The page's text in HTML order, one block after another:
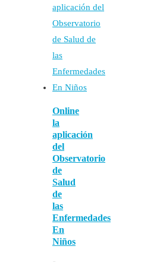
Online
la
aplicación
del
Observatorio
de
Salud
de
las
Enfermedades
En
Niños